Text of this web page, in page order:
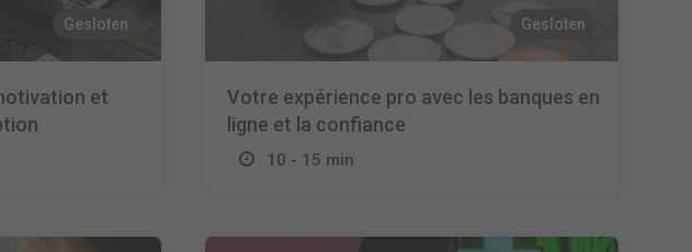
Gesloten
et
Gesloten
Votre expérience pro avec les banques en
ligne et la confiance
10 - 15 min